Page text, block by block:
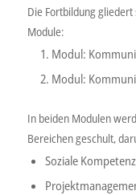
Die Fortbildung
Module:
Modul:
Modul:
In beiden Modulen
Bereichen geschult,
Soziale Kompetenz